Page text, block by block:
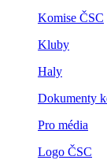
Komise ČSC
Kluby
Haly
Dokumenty
Pro média
Logo ČSC